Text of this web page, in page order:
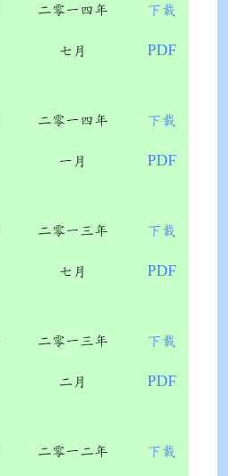
二零一四年
七月
下載
PDF
二零一四年
一月
下載
PDF
二零一三年
七月
下載
PDF
二零一三年
二月
下載
PDF
二零一二年 下載